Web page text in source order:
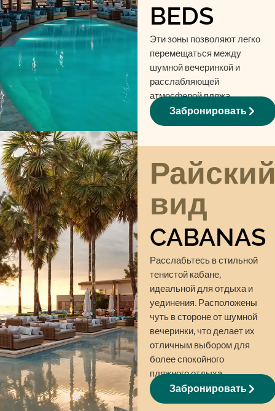
BEDS
Эти зоны позволяют легко
перемещаться между
шумной вечеринкой и
расслабляющей
атмосферой пляжа.
Подходят для 2-4 гостей.
Забронировать
вид
CABANAS
Расслабьтесь в стильной
тенистой кабане,
идеальной для отдыха и
уединения. Расположены
чуть в стороне от шумной
вечеринки, что делает их
отличным выбором для
более спокойного
пляжного отдыха.
Подходит для 2-4 гостей.
Забронировать